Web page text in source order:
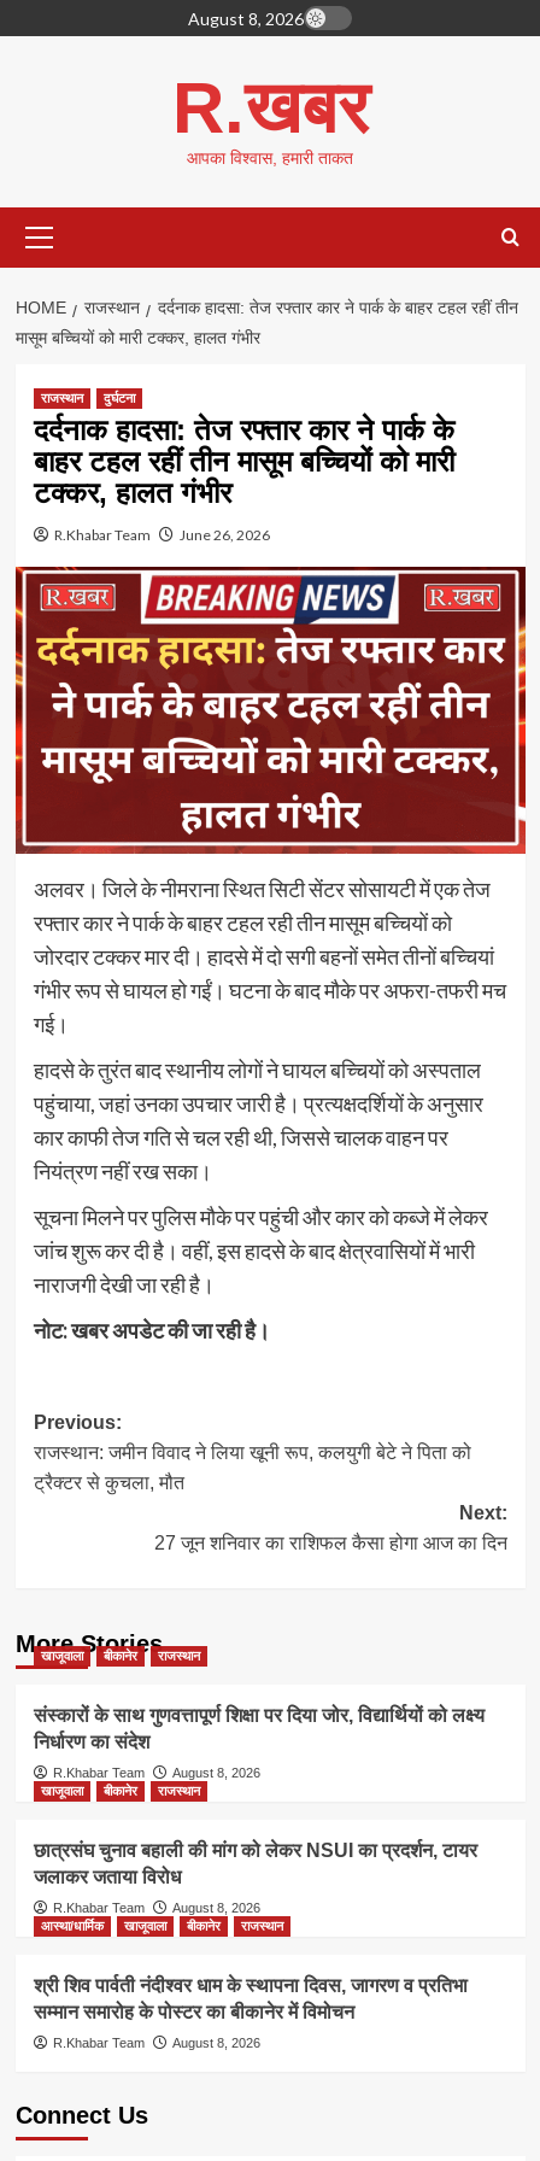
to
August 8, 2026
R.खबर
आपका विश्वास, हमारी ताकत
Menu
HOME राजस्थान
दर्दनाक हादसा: तेज रफ्तार कार ने पार्क के बाहर टहल रहीं तीन
मासूम बच्चियों को मारी टक्कर, हालत गंभीर
राजस्थान दुर्घटना
दर्दनाक हादसा: तेज रफ्तार कार ने पार्क के
बाहर टहल रहीं तीन मासूम बच्चियों को मारी
टक्कर, हालत गंभीर
R.Khabar Team June 26, 2026
अलवर। जिले के नीमराना स्थित सिटी सेंटर सोसायटी में एक तेज
रफ्तार कार ने पार्क के बाहर टहल रही तीन मासूम बच्चियों को
जोरदार टक्कर मार दी। हादसे में दो सगी बहनों समेत तीनों बच्चियां
गंभीर रूप से घायल हो गईं। घटना के बाद मौके पर अफरा-तफरी मच
गई।
हादसे के तुरंत बाद स्थानीय लोगों ने घायल बच्चियों को अस्पताल
पहुंचाया, जहां उनका उपचार जारी है। प्रत्यक्षदर्शियों के अनुसार
कार काफी तेज गति से चल रही थी, जिससे चालक वाहन पर
नियंत्रण नहीं रख सका।
सूचना मिलने पर पुलिस मौके पर पहुंची और कार को कब्जे में लेकर
जांच शुरू कर दी है। वहीं, इस हादसे के बाद क्षेत्रवासियों में भारी
नाराजगी देखी जा रही है।
नोट: खबर अपडेट की जा रही है।
Post
navigation
Previous:
राजस्थान: जमीन विवाद ने लिया खूनी रूप, कलयुगी बेटे ने पिता को
ट्रैक्टर से कुचला, मौत
Next:
27 जून शनिवार का राशिफल कैसा होगा आज का दिन
More Stories
खाजूवाला बीकानेर राजस्थान
संस्कारों के साथ गुणवत्तापूर्ण शिक्षा पर दिया जोर, विद्यार्थियों को लक्ष्य
निर्धारण का संदेश
R.Khabar Team
August 8, 2026
खाजूवाला
बीकानेर राजस्थान
छात्रसंघ चुनाव बहाली की मांग को लेकर NSUI का प्रदर्शन, टायर
जलाकर जताया विरोध
R.Khabar Team
August 8, 2026
आस्था/धार्मिक
खाजूवाला बीकानेर राजस्थान
श्री शिव पार्वती नंदीश्वर धाम के स्थापना दिवस, जागरण व प्रतिभा
सम्मान समारोह के पोस्टर का बीकानेर में विमोचन
R.Khabar Team August 8, 2026
Connect Us